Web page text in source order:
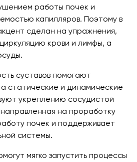
работы почек и
капилляров. Поэтому в
сделан на упражнения,
крови и лимфы, а
суставов помогают
статические и динамические
укреплению сосудистой
на проработку
почек и поддерживает
системы.
мягко запустить процессы